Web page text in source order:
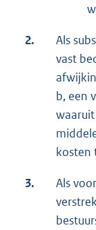
2.
Als
vast
b, een
kosten
3.
Als